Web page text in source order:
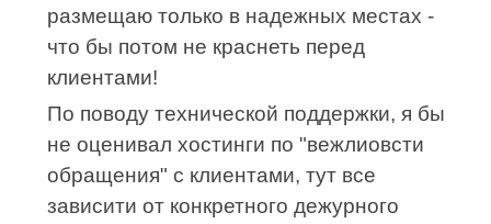
размещаю только в надежных местах -
что бы потом не краснеть перед
клиентами!
По поводу технической поддержки, я бы
не оценивал хостинги по "вежлиовсти
обращения" с клиентами, тут все
зависити от конкретного дежурного